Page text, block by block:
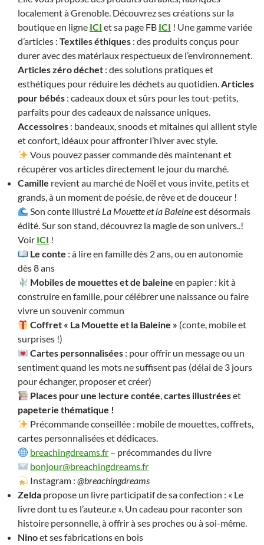
localement à Grenoble. Découvrez ses créations sur la
boutique en ligne ICI et sa page FB ICI ! Une gamme variée
d’articles : Textiles éthiques : des produits conçus pour
durer avec des matériaux respectueux de l’environnement.
Articles zéro déchet : des solutions pratiques et
esthétiques pour réduire les déchets au quotidien.Articles
pour bébés : cadeaux doux et sûrs pour les tout-petits,
parfaits pour des cadeaux de naissance uniques.
Accessoires : bandeaux, snoods et mitaines qui allient style
et confort, idéaux pour affronter l’hiver avec style.
Vous pouvez passer commande dès maintenant et
récupérer vos articles directement le jour du marché.
Camille revient au marché de Noël et vous invite, petits et
grands, à un moment de poésie, de rêve et de douceur !
Son conte illustré La Mouette et la Baleineest désormais
édité. Sur son stand, découvrez la magie de son univers..!
Voir ICI !
Le conte : à lire en famille dès 2 ans, ou en autonomie
dès 8 ans
Mobiles de mouettes et de baleine en papier : kit à
construire en famille, pour célébrer une naissance ou faire
vivre un souvenir commun
Coffret « La Mouette et la Baleine » (conte, mobile et
surprises !)
Cartes personnalisées : pour offrir un message ou un
sentiment quand les mots ne suffisent pas (délai de 3 jours
pour échanger, proposer et créer)
Places pour une lecture contée,cartes illustréeset
papeterie thématique !
Précommande conseillée : mobile de mouettes, coffrets,
cartes personnalisées et dédicaces.
breachingdreams.fr – précommandes du livre
bonjour@breachingdreams.fr
Instagram :@breachingdreams
Zelda propose un livre participatif de sa confection : « Le
livre dont tu es l’auteur.e ». Un cadeau pour raconter son
histoire personnelle, à offrir à ses proches ou à soi-même.
Ninoet ses fabrications en bois